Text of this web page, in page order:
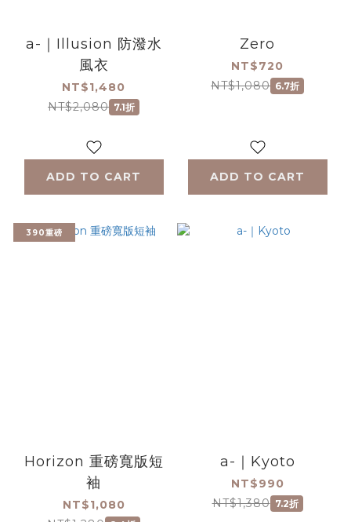
a-｜Illusion 防潑水
風衣
NT$1,480
NT$2,080 7.1折
ADD TO CART
Zero
NT$720
NT$1,080 6.7折
ADD TO CART
390重磅
Horizon 重磅寬版短
袖
NT$1,080
a-｜Kyoto
NT$990
NT$1,380 7.2折